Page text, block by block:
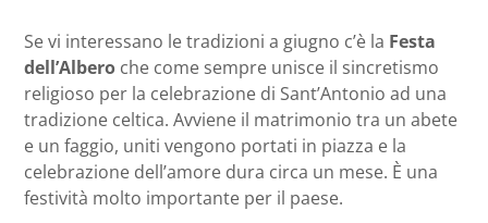
Se vi interessano le tradizioni a giugno c’è la Festa
dell’Albero che come sempre unisce il sincretismo
religioso per la celebrazione di Sant’Antonio ad una
tradizione celtica. Avviene il matrimonio tra un abete
e un faggio, uniti vengono portati in piazza e la
celebrazione dell’amore dura circa un mese. È una
festività molto importante per il paese.